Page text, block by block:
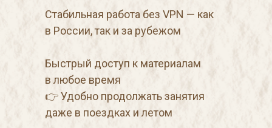
Стабильная работа без VPN — как
в России, так и за рубежом
Быстрый доступ к материалам
в любое время
👉 Удобно продолжать занятия
даже в поездках и летом